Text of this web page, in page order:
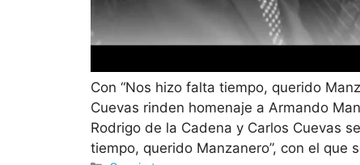
Con “Nos hizo falta tiempo, querido
Cuevas rinden homenaje a Armando
Rodrigo de la Cadena y Carlos Cuevas
tiempo, querido Manzanero”, con el